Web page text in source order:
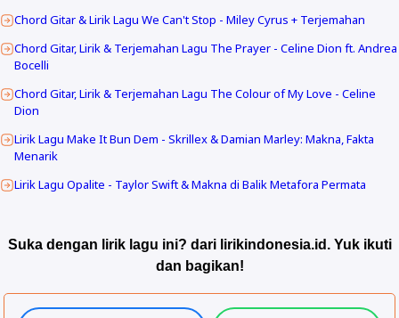
Chord Gitar & Lirik Lagu We Can't Stop - Miley Cyrus + Terjemahan
Chord Gitar, Lirik & Terjemahan Lagu The Prayer - Celine Dion ft. Andrea
Bocelli
Chord Gitar, Lirik & Terjemahan Lagu The Colour of My Love - Celine
Dion
Lirik Lagu Make It Bun Dem - Skrillex & Damian Marley: Makna, Fakta
Menarik
Lirik Lagu Opalite - Taylor Swift & Makna di Balik Metafora Permata
Suka dengan lirik lagu ini? dari lirikindonesia.id. Yuk ikuti
dan bagikan!